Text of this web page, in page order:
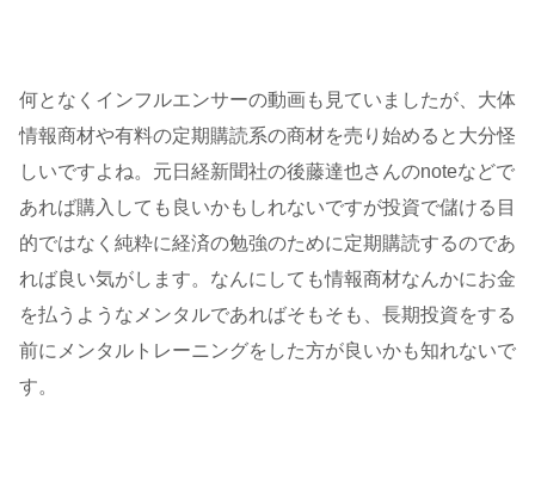
何となくインフルエンサーの動画も見ていましたが、大体
情報商材や有料の定期購読系の商材を売り始めると大分怪
しいですよね。元日経新聞社の後藤達也さんのnoteなどで
あれば購入しても良いかもしれないですが投資で儲ける目
的ではなく純粋に経済の勉強のために定期購読するのであ
れば良い気がします。なんにしても情報商材なんかにお金
を払うようなメンタルであればそもそも、長期投資をする
前にメンタルトレーニングをした方が良いかも知れないで
す。